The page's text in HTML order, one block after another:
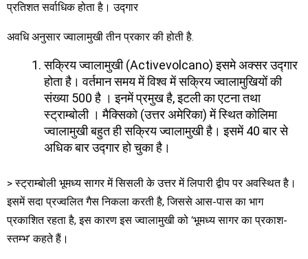
प्रतिशत सर्वाधिक होता है। उद्गार
अवधि अनुसार ज्वालामुखी तीन प्रकार की होती है.
सक्रिय ज्वालामुखी (Activevolcano) इसमे अक्सर उद्गार
होता है। वर्तमान समय में विश्व में सक्रिय ज्वालामुखियों की
संख्या 500 है । इनमें प्रमुख है, इटली का एटना तथा
स्ट्राम्बोली । मैक्सिको (उत्तर अमेरिका) में स्थित कोलिमा
ज्वालामुखी बहुत ही सक्रिय ज्वालामुखी है। इसमें 40 बार से
अधिक बार उद्गार हो चुका है।
> स्ट्राम्बोली भूमध्य सागर में सिसली के उत्तर में लिपारी द्वीप पर अवस्थित है।
इसमें सदा प्रज्वलित गैस निकला करती है, जिससे आस-पास का भाग
प्रकाशित रहता है, इस कारण इस ज्वालामुखी को ‘भूमध्य सागर का प्रकाश-
स्तम्भ’ कहते हैं।